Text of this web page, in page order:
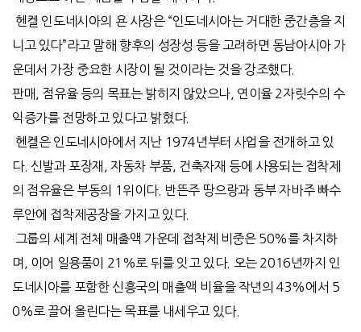
헨켈 인도네시아의 욘 사장은 “인도네시아는 거대한 중간층을 지
니고 있다”라고 말해 향후의 성장성 등을 고려하면 동남아시아 가
운데서 가장 중요한 시장이 될 것이라는 것을 강조했다.
판매, 점유율 등의 목표는 밝히지 않았으나, 연이율 2자릿수의 수
익증가를 전망하고 있다고 밝혔다.
헨켈은 인도네시아에서 지난 1974년부터 사업을 전개하고 있
다. 신발과 포장재, 자동차 부품, 건축자재 등에 사용되는 접착제
의 점유율은 부동의 1위이다. 반뜬주 땅으랑과 동부 자바주 빠수
루안에 접착제공장을 가지고 있다.
그룹의 세계 전체 매출액 가운데 접착제 비중은 50%를 차지하
며, 이어 일용품이 21%로 뒤를 잇고 있다. 오는 2016년까지 인
도네시아를 포함한 신흥국의 매출액 비율을 작년의 43%에서 5
0%로 끌어 올린다는 목표를 내세우고 있다.